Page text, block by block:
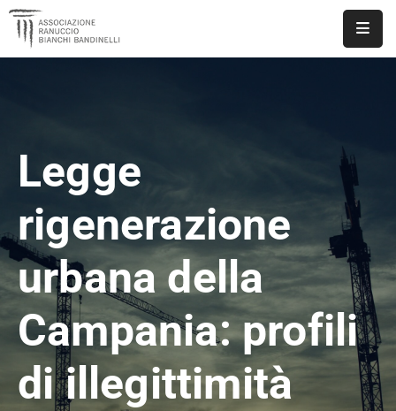
DOCUMENTI
PUBBLICAZIONI
CONTATTI
Legge
rigenerazione
urbana della
Campania: profili
di illegittimità